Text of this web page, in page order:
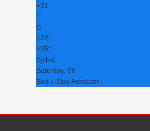
+31
°
C
+32°
+25°
Sylhet
Saturday, 08
See 7-Day Forecast